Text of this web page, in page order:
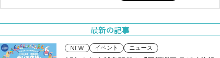
最新の記事
NEW イベント ニュース